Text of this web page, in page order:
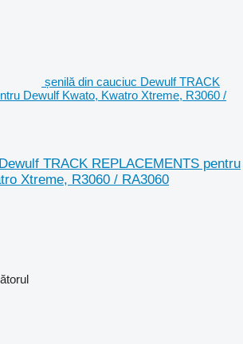
șenilă din cauciuc Dewulf TRACK
Dewulf Kwato, Kwatro Xtreme, R3060 /
TRACK REPLACEMENTS pentru
Xtreme, R3060 / RA3060